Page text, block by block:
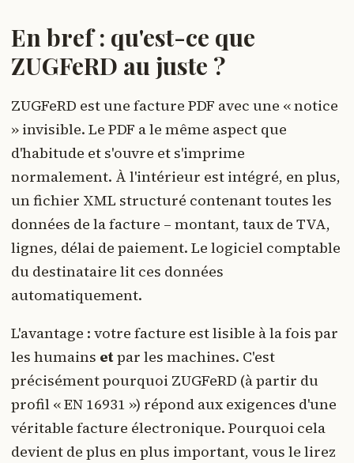
En bref : qu'est-ce que
ZUGFeRD au juste ?
ZUGFeRD est une facture PDF avec une « notice
» invisible. Le PDF a le même aspect que
d'habitude et s'ouvre et s'imprime
normalement. À l'intérieur est intégré, en plus,
un fichier XML structuré contenant toutes les
données de la facture – montant, taux de TVA,
lignes, délai de paiement. Le logiciel comptable
du destinataire lit ces données
automatiquement.
L'avantage : votre facture est lisible à la fois par
les humains etpar les machines. C'est
précisément pourquoi ZUGFeRD (à partir du
profil « EN 16931 ») répond aux exigences d'une
véritable facture électronique. Pourquoi cela
devient de plus en plus important, vous le lirez